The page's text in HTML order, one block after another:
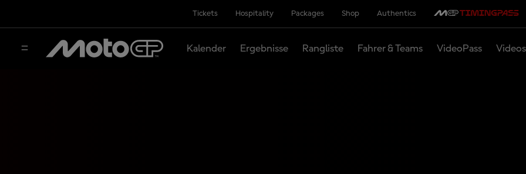
Tickets Hospitality Packages Shop Authentics
Kalender Ergebnisse Rangliste Fahrer & Teams VideoPass Videos